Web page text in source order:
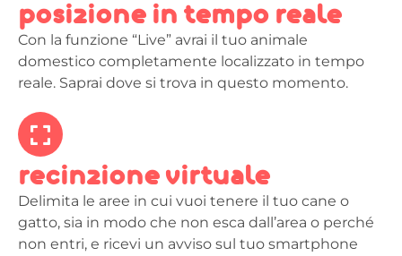
posizione in tempo reale
Con la funzione “Live” avrai il tuo animale
domestico completamente localizzato in tempo
reale. Saprai dove si trova in questo momento.
recinzione virtuale
Delimita le aree in cui vuoi tenere il tuo cane o
gatto, sia in modo che non esca dall’area o perché
non entri, e ricevi un avviso sul tuo smartphone